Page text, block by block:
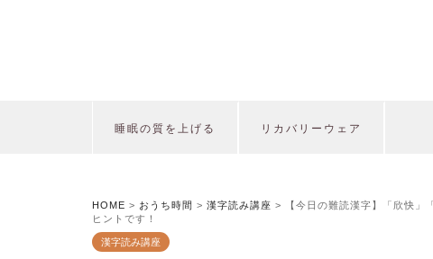
睡眠の質を上げる リカバリーウェア
HOME > おうち時間 > 漢字読み講座 >
【今日の難読漢字】「欣快
ヒントです！
漢字読み講座